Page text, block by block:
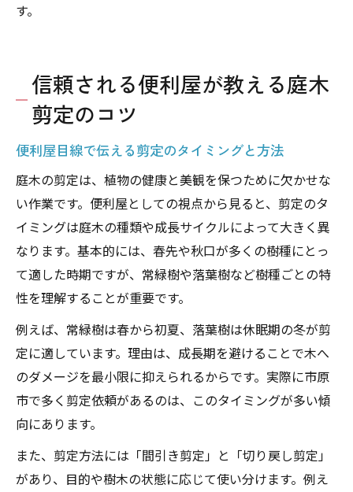
す。
信頼される便利屋が教える庭木
剪定のコツ
便利屋目線で伝える剪定のタイミングと方法
庭木の剪定は、植物の健康と美観を保つために欠かせな
い作業です。便利屋としての視点から見ると、剪定のタ
イミングは庭木の種類や成長サイクルによって大きく異
なります。基本的には、春先や秋口が多くの樹種にとっ
て適した時期ですが、常緑樹や落葉樹など樹種ごとの特
性を理解することが重要です。
例えば、常緑樹は春から初夏、落葉樹は休眠期の冬が剪
定に適しています。理由は、成長期を避けることで木へ
のダメージを最小限に抑えられるからです。実際に市原
市で多く剪定依頼があるのは、このタイミングが多い傾
向にあります。
また、剪定方法には「間引き剪定」と「切り戻し剪定」
があり、目的や樹木の状態に応じて使い分けます。例え